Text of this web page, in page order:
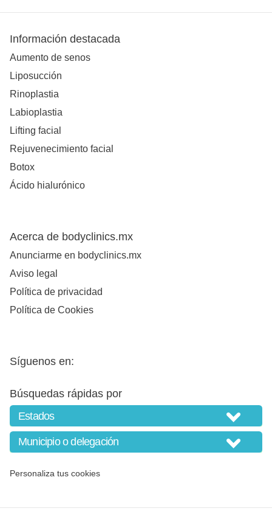
Información destacada
Aumento de senos
Liposucción
Rinoplastia
Labioplastia
Lifting facial
Rejuvenecimiento facial
Botox
Ácido hialurónico
Acerca de bodyclinics.mx
Anunciarme en bodyclinics.mx
Aviso legal
Política de privacidad
Política de Cookies
Síguenos en:
Búsquedas rápidas por
Personaliza tus cookies